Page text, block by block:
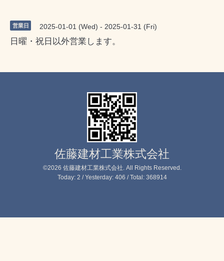
営業日 2025-01-01 (Wed) - 2025-01-31 (Fri)
日曜・祝日以外営業します。
佐藤建材工業株式会社
©2026 佐藤建材工業株式会社 . All Rights Reserved.
Today: 2 / Yesterday: 406 / Total: 368914